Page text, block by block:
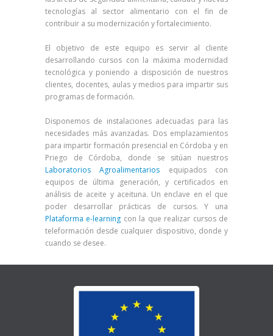
tecnologías al sector alimentario con el fin de
contribuir a su modernización y fortalecimiento.
El objetivo de este equipo es servir al cliente
desarrollando cursos con la máxima modernidad
tecnológica y poniendo a disposición de nuestros
clientes, docentes, aulas y medios para impartir sus
programas de formación.
Disponemos de instalaciones adecuadas para las
necesidades más avanzadas. Dos emplazamientos
para impartir formación presencial en Córdoba y en
Priego de Córdoba, donde se sitúan nuestros
Laboratorios Agroalimentarios equipados con
equipos de última generación, y certificados en
análisis de aceite y aceituna. Un enclave en el que
poder desarrollar prácticas de cursos. Y una
Plataforma e-learning con la que realizar cursos de
teleformación desde cualquier dispositivo, donde y
cuando se desee.